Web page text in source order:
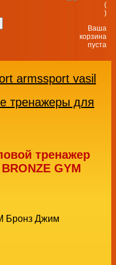
(
)
Ваша
корзина
пуста
armssport vasil
тренажеры для
тренажер
GYM
Бронз Джим